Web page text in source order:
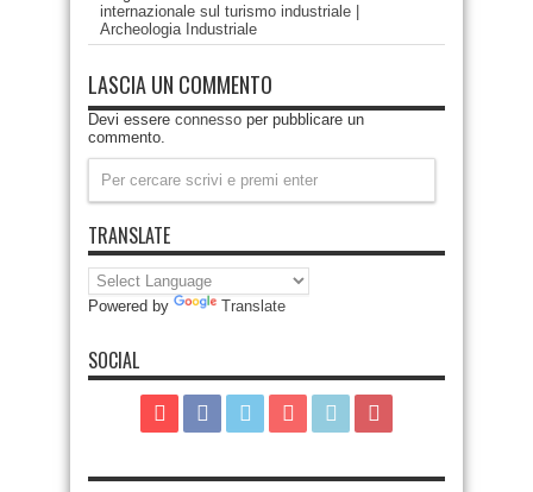
internazionale sul turismo industriale |
Archeologia Industriale
LASCIA UN COMMENTO
Devi essere connesso per pubblicare un
commento.
TRANSLATE
Powered by Translate
SOCIAL